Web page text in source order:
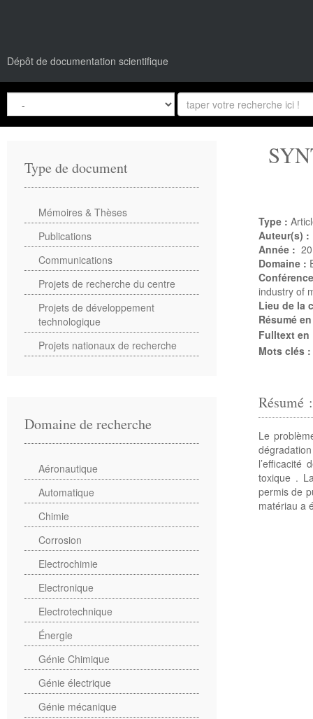
Dépôt de documentation scientifique
Type :
Auteur(s) :
Année :
Domaine :
industry of
Lieu de la
Résumé
Fulltext en
Mots clés :
Le
l’efficacité
toxique .
permis de
matériau a
Type de document
Mémoires & Thèses
Publications
Communications
Projets de recherche du centre
Projets de développement
technologique
Projets nationaux de recherche
Domaine de recherche
Aéronautique
Automatique
Chimie
Corrosion
Electrochimie
Electronique
Electrotechnique
Énergie
Génie Chimique
Génie électrique
Génie mécanique